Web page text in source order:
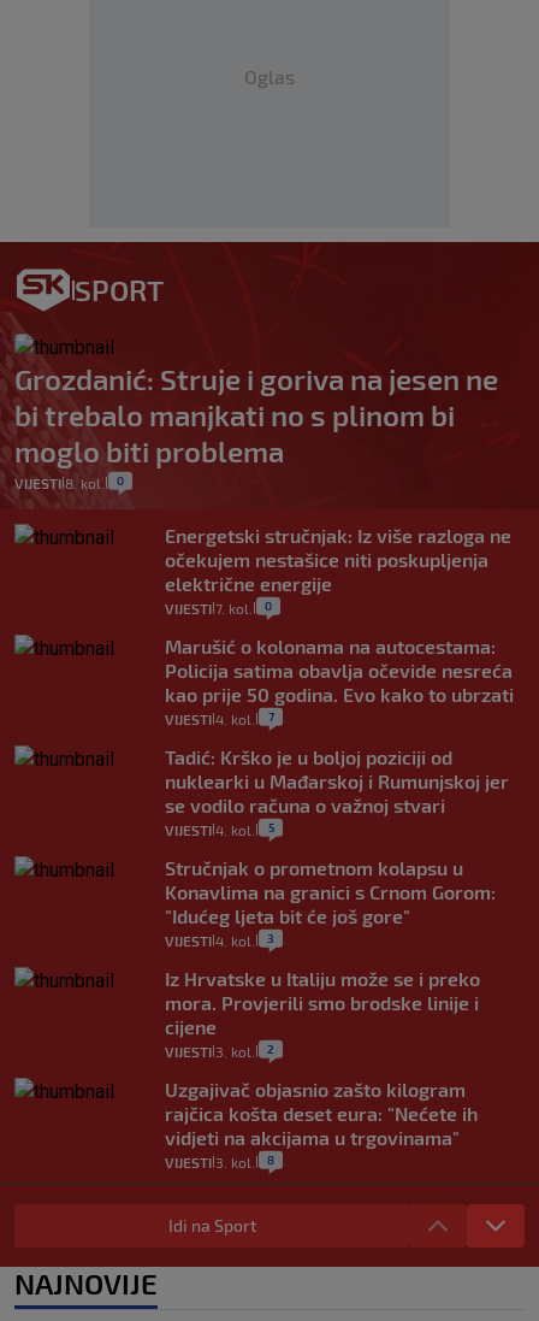
Oglas
SPORT
Grozdanić: Struje i goriva na jesen ne
bi trebalo manjkati no s plinom bi
moglo biti problema
VIJESTI| 8. kol. 0
Energetski stručnjak: Iz više razloga ne
očekujem nestašice niti poskupljenja
električne energije
VIJESTI 7. kol. 0
Marušić o kolonama na autocestama:
Policija satima obavlja očevide nesreća
kao prije 50 godina. Evo kako to ubrzati
VIJESTI 4. kol. 7
Tadić: Krško je u boljoj poziciji od
nuklearki u Mađarskoj i Rumunjskoj jer
se vodilo računa o važnoj stvari
VIJESTI 4. kol. 5
Stručnjak o prometnom kolapsu u
Konavlima na granici s Crnom Gorom:
"Idućeg ljeta bit će još gore"
VIJESTI 4. kol. 3
Iz Hrvatske u Italiju može se i preko
mora. Provjerili smo brodske linije i
cijene
VIJESTI 3. kol. 2
Uzgajivač objasnio zašto kilogram
rajčica košta deset eura: "Nećete ih
vidjeti na akcijama u trgovinama"
VIJESTI 3. kol. 8
Selidba je jedno od stresnijih iskustava.
Evo aktualnih cijena i nekoliko savjeta
0
Idi na Sport
NAJNOVIJE